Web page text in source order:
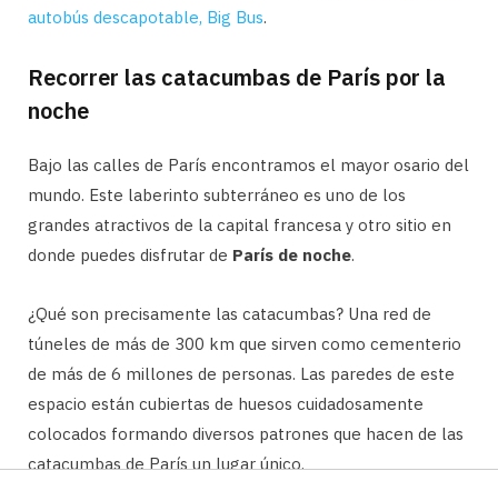
autobús descapotable, Big Bus.
Recorrer las catacumbas de París por la
noche
Bajo las calles de París encontramos el mayor osario del
mundo. Este laberinto subterráneo es uno de los
grandes atractivos de la capital francesa y otro sitio en
donde puedes disfrutar de París de noche.
¿Qué son precisamente las catacumbas? Una red de
túneles de más de 300 km que sirven como cementerio
de más de 6 millones de personas. Las paredes de este
espacio están cubiertas de huesos cuidadosamente
colocados formando diversos patrones que hacen de las
catacumbas de París un lugar único.